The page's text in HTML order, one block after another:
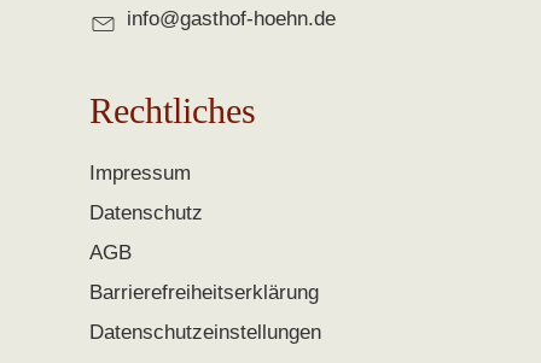
info@gasthof-hoehn.de
Rechtliches
Impressum
Datenschutz
AGB
Barrierefreiheitserklärung
Datenschutzeinstellungen